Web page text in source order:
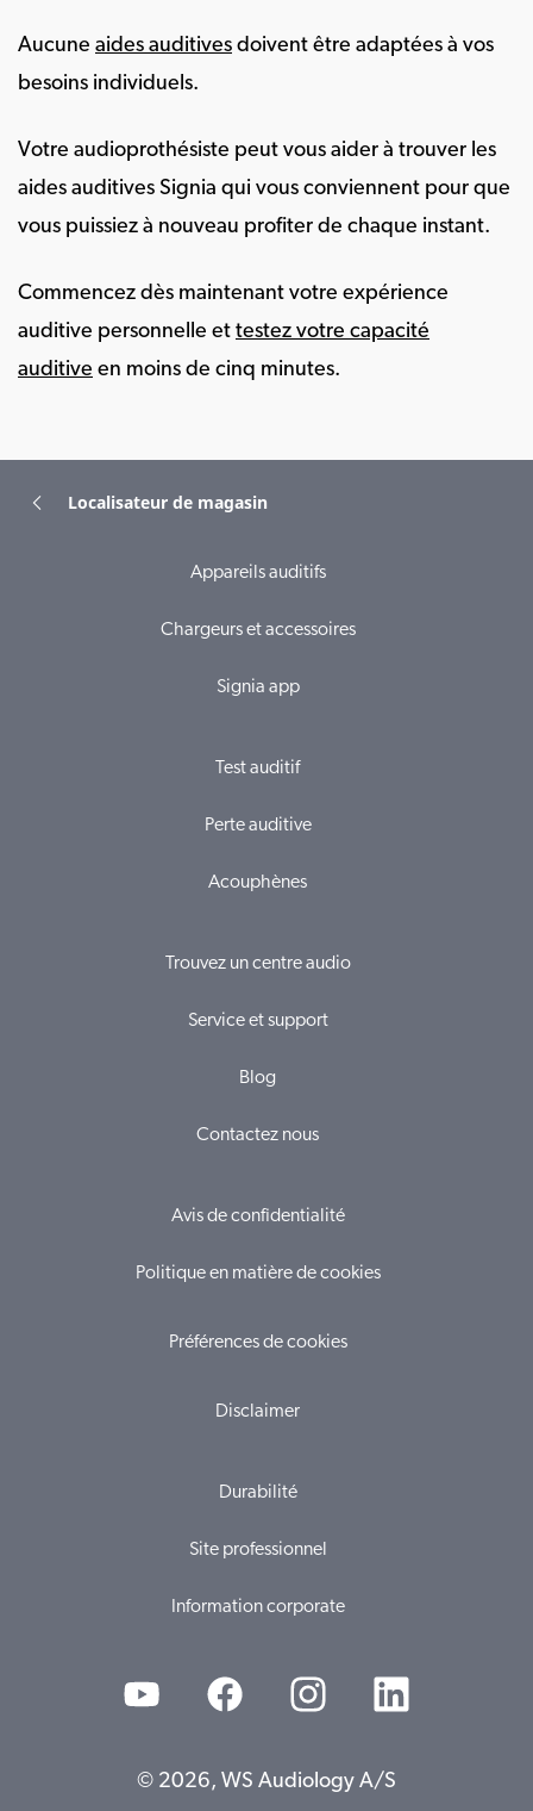
Aucune aides auditives doivent être adaptées à vos
besoins individuels.
Votre audioprothésiste peut vous aider à trouver les
aides auditives Signia qui vous conviennent pour que
vous puissiez à nouveau profiter de chaque instant.
Commencez dès maintenant votre expérience
auditive personnelle et testez votre capacité
auditive en moins de cinq minutes.
Localisateur de magasin
Appareils auditifs
Chargeurs et accessoires
Signia app
Test auditif
Perte auditive
Acouphènes
Trouvez un centre audio
Service et support
Blog
Contactez nous
Avis de confidentialité
Politique en matière de cookies
Préférences de cookies
Disclaimer
Durabilité
Site professionnel
Information corporate
© 2026, WS Audiology A/S